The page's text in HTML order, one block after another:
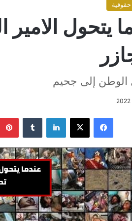
يتحول
الوطن إلى جحيم
فيسبوك X لينكدإن